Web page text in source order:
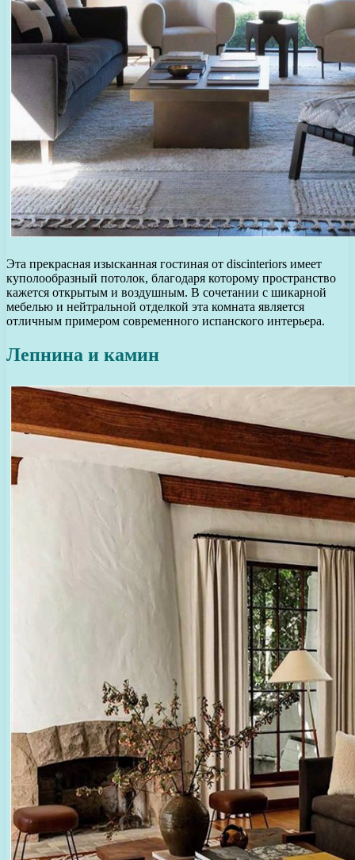
Эта прекрасная изысканная гостиная от discinteriors имеет
куполообразный потолок, благодаря которому пространство
кажется открытым и воздушным. В сочетании с шикарной
мебелью и нейтральной отделкой эта комната является
отличным примером современного испанского интерьера.
Лепнина и камин